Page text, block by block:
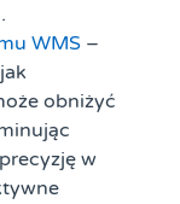
WMS –
obniżyć
w